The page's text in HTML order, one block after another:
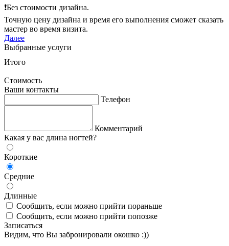
❗️Без стоимости дизайна.
Точную цену дизайна и время его выполнения сможет сказать
мастер во время визита.
Далее
Выбранные услуги
Итого
Стоимость
Ваши контакты
Телефон
Комментарий
Какая у вас длина ногтей?
Короткие
Средние
Длинные
Сообщить, если можно прийти пораньше
Сообщить, если можно прийти попозже
Записаться
Видим, что Вы забронировали окошко :))